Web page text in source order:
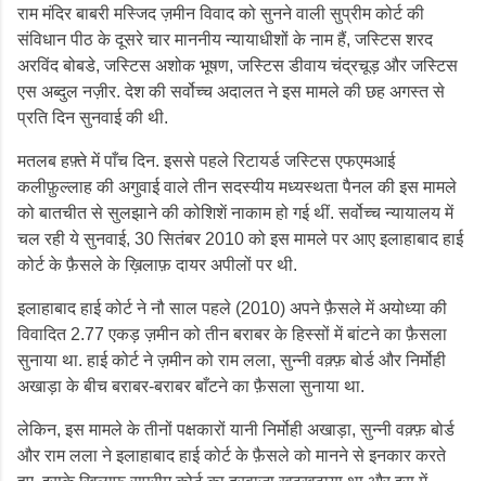
राम मंदिर बाबरी मस्जिद ज़मीन विवाद को सुनने वाली सुप्रीम कोर्ट की
संविधान पीठ के दूसरे चार माननीय न्यायाधीशों के नाम हैं, जस्टिस शरद
अरविंद बोबडे, जस्टिस अशोक भूषण, जस्टिस डीवाय चंद्रचूड़ और जस्टिस
एस अब्दुल नज़ीर. देश की सर्वोच्च अदालत ने इस मामले की छह अगस्त से
प्रति दिन सुनवाई की थी.
मतलब हफ़्ते में पाँच दिन. इससे पहले रिटायर्ड जस्टिस एफएमआई
कलीफ़ुल्लाह की अगुवाई वाले तीन सदस्यीय मध्यस्थता पैनल की इस मामले
को बातचीत से सुलझाने की कोशिशें नाकाम हो गई थीं. सर्वोच्च न्यायालय में
चल रही ये सुनवाई, 30 सितंबर 2010 को इस मामले पर आए इलाहाबाद हाई
कोर्ट के फ़ैसले के ख़िलाफ़ दायर अपीलों पर थी.
इलाहाबाद हाई कोर्ट ने नौ साल पहले (2010) अपने फ़ैसले में अयोध्या की
विवादित 2.77 एकड़ ज़मीन को तीन बराबर के हिस्सों में बांटने का फ़ैसला
सुनाया था. हाई कोर्ट ने ज़मीन को राम लला, सुन्नी वक़्फ़ बोर्ड और निर्मोही
अखाड़ा के बीच बराबर-बराबर बाँटने का फ़ैसला सुनाया था.
लेकिन, इस मामले के तीनों पक्षकारों यानी निर्मोही अखाड़ा, सुन्नी वक़्फ़ बोर्ड
और राम लला ने इलाहाबाद हाई कोर्ट के फ़ैसले को मानने से इनकार करते